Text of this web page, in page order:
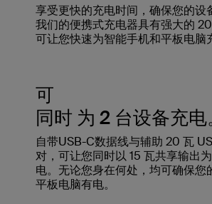
享受更快的充电时间，确保您的设
我们的便携式充电器具有强大的 20
可让您快速为智能手机和平板电脑
可
同时 为 2 台设备充电
自带USB-C数据线与辅助 20 瓦
对，可让您同时以 15 瓦共享输出
电。无论您身在何处，均可确保您
平板电脑有电。